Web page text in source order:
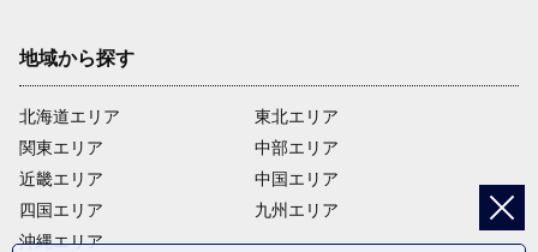
地域から探す
北海道エリア
関東エリア
近畿エリア
四国エリア
沖縄エリア
東北エリア
中部エリア
中国エリア
九州エリア